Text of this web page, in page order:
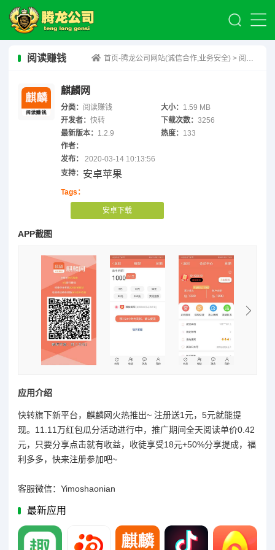
阅读赚钱 首页-腾龙公司网站(诚信合作,业务安全) > 阅读赚钱
麒麟网
分类： 阅读赚钱 大小： 1.59 MB
开发者： 快转 下载次数：3256
最新版本： 1.2.9 热度： 133
作者：
发布：
2020-03-14 10:13:56
支持： 安卓苹果
Tags：
安卓下载
APP截图
应用介绍
快转旗下新平台，麒麟网火热推出~ 注册送1元，5元就能提
现。11.11万红包瓜分活动进行中，推广期间全天阅读单价0.42
元，只要分享点击就有收益，收徒享受18元+50%分享提成，福
利多多，快来注册参加吧~
客服微信：Yimoshaonian
最新应用